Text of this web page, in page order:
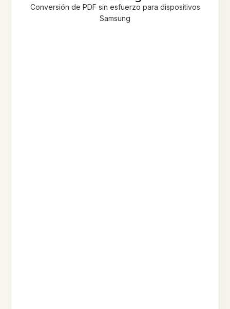
Conversión de PDF sin esfuerzo para dispositivos
Samsung